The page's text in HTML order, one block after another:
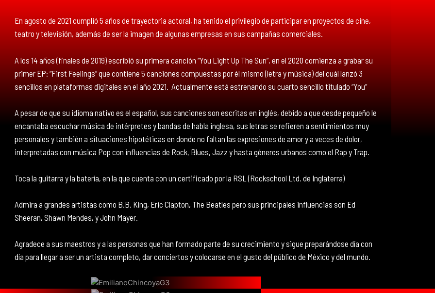
En agosto de 2021 cumplió 5 años de trayectoria actoral, ha tenido el privilegio de participar en proyectos de cine,
teatro y televisión, además de ser la imagen de algunas empresas en sus campañas comerciales.
A los 14 años (finales de 2019) escribió su primera canción “You Light Up The Sun”, en el 2020 comienza a grabar su
primer EP: “First Feelings” que contiene 5 canciones compuestas por él mismo (letra y música) del cuál lanzó 3
sencillos en plataformas digitales en el año 2021. Actualmente está estrenando su cuarto sencillo titulado “You”
A pesar de que su idioma nativo es el español, sus canciones son escritas en inglés, debido a que desde pequeño le
encantaba escuchar música de intérpretes y bandas de habla inglesa, sus letras se refieren a sentimientos muy
personales y también a situaciones hipotéticas en donde no faltan las expresiones de amor y a veces de dolor,
interpretadas con música Pop con influencias de Rock, Blues, Jazz y hasta géneros urbanos como el Rap y Trap.
Toca la guitarra y la batería, en la que cuenta con un certificado por la RSL (Rockschool Ltd. de Inglaterra)
Admira a grandes artistas como B.B. King, Eric Clapton, The Beatles pero sus principales influencias son Ed
Sheeran, Shawn Mendes, y John Mayer.
Agradece a sus maestros y a las personas que han formado parte de su crecimiento y sigue preparándose día con
día para llegar a ser un artista completo, dar conciertos y colocarse en el gusto del público de México y del mundo.